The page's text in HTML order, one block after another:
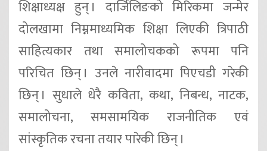
शिक्षाध्यक्ष हुन् । दार्जिलिङको मिरिकमा जन्मेर
दोलखामा निम्नमाध्यमिक शिक्षा लिएकी त्रिपाठी
साहित्यकार तथा समालोचकको रूपमा पनि
परिचित छिन् । उनले नारीवादमा पिएचडी गरेकी
छिन् । सुधाले धेरै कविता, कथा, निबन्ध, नाटक,
समालोचना, समसामयिक राजनीतिक एवं
सांस्कृतिक रचना तयार पारेकी छिन् ।